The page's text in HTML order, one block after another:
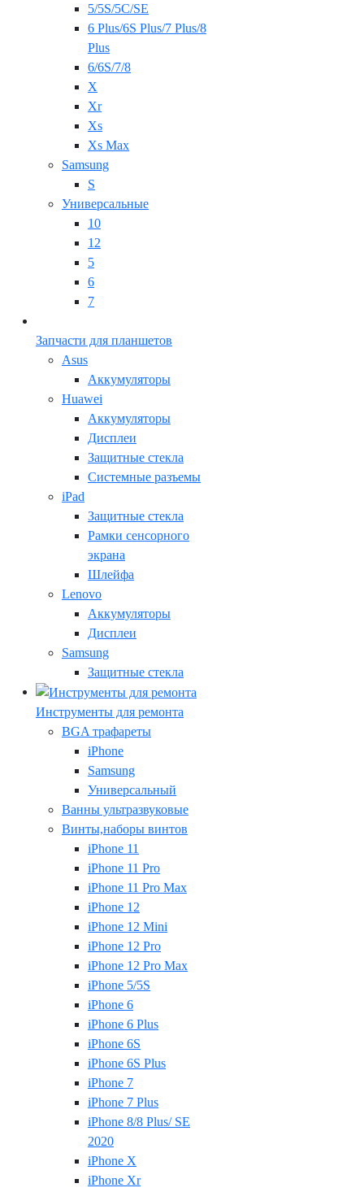
5/5S/5C/SE
6 Plus/6S Plus/7 Plus/8
Plus
6/6S/7/8
X
Xr
Xs
Xs Max
Samsung
S
Универсальные
10
12
5
6
7
Запчасти для планшетов
Asus
Аккумуляторы
Huawei
Аккумуляторы
Дисплеи
Защитные стекла
Системные разъемы
iPad
Защитные стекла
Рамки сенсорного
экрана
Шлейфа
Lenovo
Аккумуляторы
Дисплеи
Samsung
Защитные стекла
Инструменты для ремонта
BGA трафареты
iPhone
Samsung
Универсальный
Ванны ультразвуковые
Винты,наборы винтов
iPhone 11
iPhone 11 Pro
iPhone 11 Pro Max
iPhone 12
iPhone 12 Mini
iPhone 12 Pro
iPhone 12 Pro Max
iPhone 5/5S
iPhone 6
iPhone 6 Plus
iPhone 6S
iPhone 6S Plus
iPhone 7
iPhone 7 Plus
iPhone 8/8 Plus/ SE
2020
iPhone X
iPhone Xr